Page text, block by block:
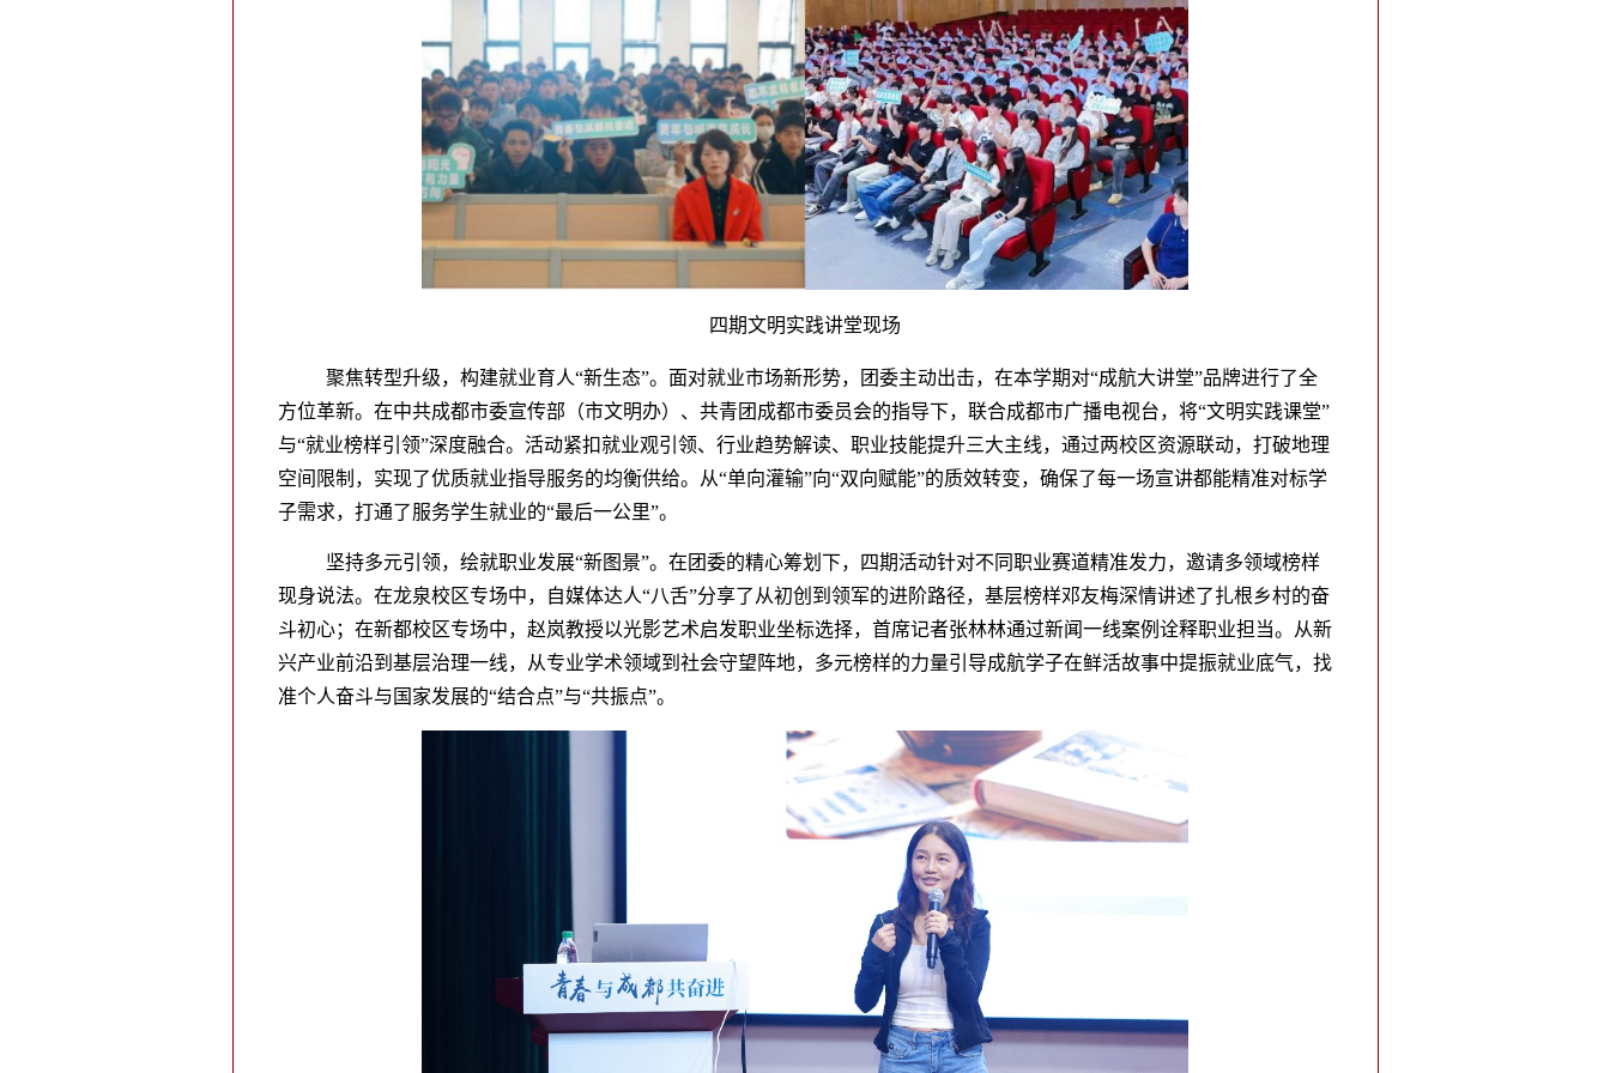
四期文明实践讲堂现场
聚焦转型升级，构建就业育人“新生态”。面对就业市场新形势，团委主动出击，在本学期对“成航大讲堂”品牌进行了全
方位革新。在中共成都市委宣传部（市文明办）、共青团成都市委员会的指导下，联合成都市广播电视台，将“文明实践课堂”
与“就业榜样引领”深度融合。活动紧扣就业观引领、行业趋势解读、职业技能提升三大主线，通过两校区资源联动，打破地理
空间限制，实现了优质就业指导服务的均衡供给。从“单向灌输”向“双向赋能”的质效转变，确保了每一场宣讲都能精准对标学
子需求，打通了服务学生就业的“最后一公里”。
坚持多元引领，绘就职业发展“新图景”。在团委的精心筹划下，四期活动针对不同职业赛道精准发力，邀请多领域榜样
现身说法。在龙泉校区专场中，自媒体达人“八舌”分享了从初创到领军的进阶路径，基层榜样邓友梅深情讲述了扎根乡村的奋
斗初心；在新都校区专场中，赵岚教授以光影艺术启发职业坐标选择，首席记者张林林通过新闻一线案例诠释职业担当。从新
兴产业前沿到基层治理一线，从专业学术领域到社会守望阵地，多元榜样的力量引导成航学子在鲜活故事中提振就业底气，找
准个人奋斗与国家发展的“结合点”与“共振点”。